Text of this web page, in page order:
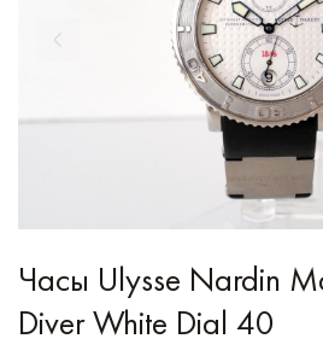
Часы Ulysse Nardin
Diver White Dial 40